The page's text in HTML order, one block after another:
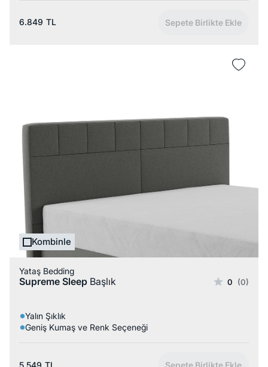
6.849 TL Sepete Birlikte Ekle
Kombinle
Yataş Bedding
Supreme Sleep Başlık 0 (0)
Yalın Şıklık
Geniş Kumaş ve Renk Seçeneği
5.549 TL